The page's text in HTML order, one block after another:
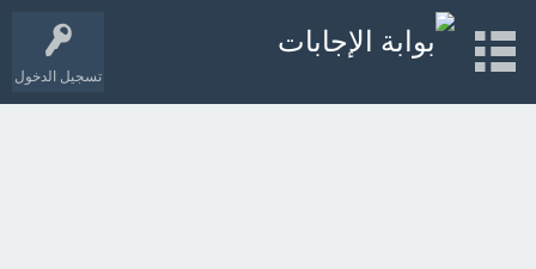
تسجيل الدخول